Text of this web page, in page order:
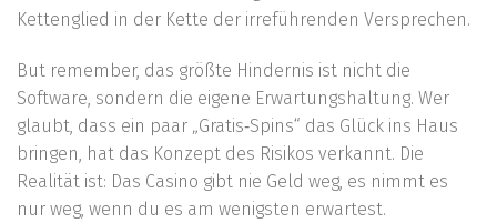
Kettenglied in der Kette der irreführenden Versprechen.
But remember, das größte Hindernis ist nicht die
Software, sondern die eigene Erwartungshaltung. Wer
glaubt, dass ein paar „Gratis‑Spins“ das Glück ins Haus
bringen, hat das Konzept des Risikos verkannt. Die
Realität ist: Das Casino gibt nie Geld weg, es nimmt es
nur weg, wenn du es am wenigsten erwartest.